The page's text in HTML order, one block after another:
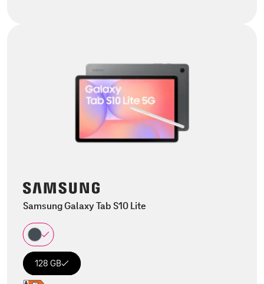
Samsung Galaxy Tab S10 Lite
128 GB